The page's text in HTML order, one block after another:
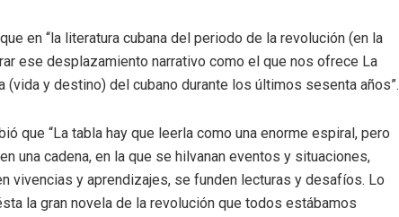
en “la literatura cubana del periodo de la revolución (en la
ese desplazamiento narrativo como el que nos ofrece La
(vida y destino) del cubano durante los últimos sesenta años”.
que “La tabla hay que leerla como una enorme espiral, pero
una cadena, en la que se hilvanan eventos y situaciones,
vivencias y aprendizajes, se funden lecturas y desafíos. Lo
la gran novela de la revolución que todos estábamos